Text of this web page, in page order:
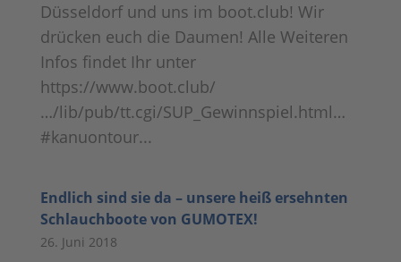
Düsseldorf und uns im boot.club! Wir
drücken euch die Daumen! Alle Weiteren
Infos findet Ihr unter
https://www.boot.club/
…/lib/pub/tt.cgi/SUP_Gewinnspiel.html…
#kanuontour...
Endlich sind sie da – unsere heiß ersehnten
Schlauchboote von GUMOTEX!
26. Juni 2018